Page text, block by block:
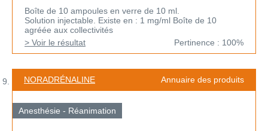
Boîte de 10 ampoules en verre de 10 ml.
Solution injectable. Existe en : 1 mg/ml Boîte de 10
agréée aux collectivités
> Voir le résultat
Pertinence : 100%
NORADRÉNALINE Annuaire des produits
Anesthésie - Réanimation